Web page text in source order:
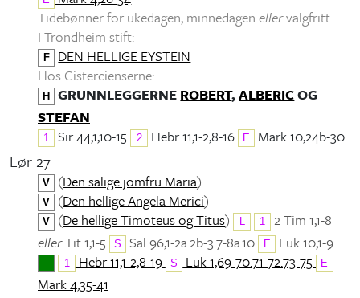
Tidebønner for ukedagen, minnedagen ellervalgfritt
I Trondheim stift:
F
DEN HELLIGE EYSTEIN
Hos Cistercienserne:
H GRUNNLEGGERNE ROBERT,ALBERICOG
STEFAN
1 Sir 44,1,10-15 2 Hebr 11,1-2,8-16 E Mark 10,24b-30
Lør 27
V (Den salige jomfru Maria)
V (Den hellige Angela Merici)
V (De hellige Timoteus og Titus) L 1
2 Tim 1,1-8
ellerTit 1,1-5 S Sal 96,1-2a.2b-3.7-8a.10 E Luk 10,1-9
1 Hebr 11,1-2,8-19 S Luk 1,69-70.71-72.73-75 E
Mark 4,35-41